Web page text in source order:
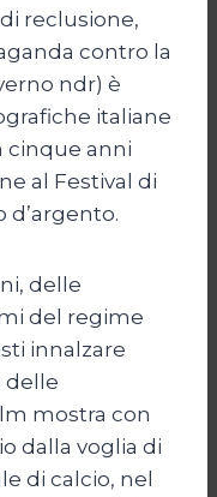
reclusione,
contro la
ndr) è
italiane
cinque anni
al Festival di
d’argento.
delle
del regime
innalzare
delle
mostra con
dalla voglia di
di calcio, nel